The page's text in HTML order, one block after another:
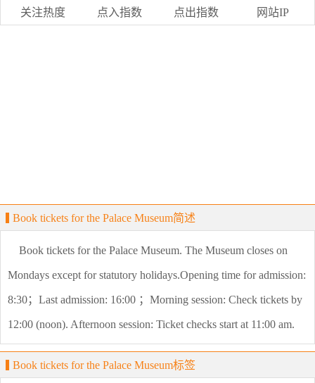
关注热度 点入指数 点出指数 网站IP
Book tickets for the Palace Museum简述
Book tickets for the Palace Museum. The Museum closes on
Mondays except for statutory holidays.Opening time for admission:
8:30；Last admission: 16:00 ；Morning session: Check tickets by
12:00 (noon). Afternoon session: Ticket checks start at 11:00 am.
Book tickets for the Palace Museum标签